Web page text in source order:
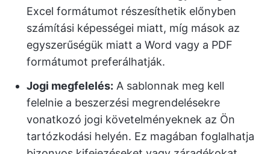
Excel formátumot részesíthetik előnyben
számítási képességei miatt, míg mások az
egyszerűségük miatt a Word vagy a PDF
formátumot preferálhatják.
Jogi megfelelés: A sablonnak meg kell
felelnie a beszerzési megrendelésekre
vonatkozó jogi követelményeknek az Ön
tartózkodási helyén. Ez magában foglalhatja